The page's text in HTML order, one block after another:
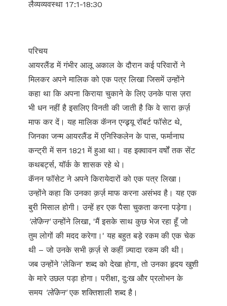
लैव्यव्यवस्था 17:1-18:30
परिचय
आयरलैंड में गंभीर आलू अकाल के दौरान कई परिवारों ने
मिलकर अपने मालिक को एक पत्र लिखा जिसमें उन्होंने
कहा था कि अपना किराया चुकाने के लिए उनके पास ज़रा
भी धन नहीं है इसलिए विनती की जाती है कि वे सारा क़र्ज़
माफ कर दें। यह मालिक कॅनन एन्ड्र्यू रॉबर्ट फॉसेट थे,
जिनका जन्म आयरलैंड में एनिस्किलेन के पास, फर्मानाघ
कन्ट्री में सन 1821 में हुआ था। वह इक्वावन वर्षों तक सेंट
कथबर्ट्स, यॉर्क के शासक रहे थे।
कॅनन फॉसेट ने अपने किरायेदारों को एक पत्र लिखा।
उन्होंने कहा कि उनका क़र्ज़ माफ करना असंभव है। यह एक
बुरी मिसाल होगी। उन्हें हर एक पैसा चुकता करना पड़ेगा।
'लेकिन'उन्होंने लिखा, 'मैं इसके साथ कुछ भेज रहा हूँ जो
तुम लोगों की मदद करेगा।' यह बहुत बड़े रकम की एक चेक
थी – जो उनके सभी क़र्ज़ से कहीं ज़्यादा रकम की थी।
जब उन्होंने 'लेकिन' शब्द को देखा होगा, तो उनका हृदय खुशी
के मारे उछल पड़ा होगा। परीक्षा, दु:ख और प्रलोभन के
समय 'लेकिन'एक शक्तिशाली शब्द है।